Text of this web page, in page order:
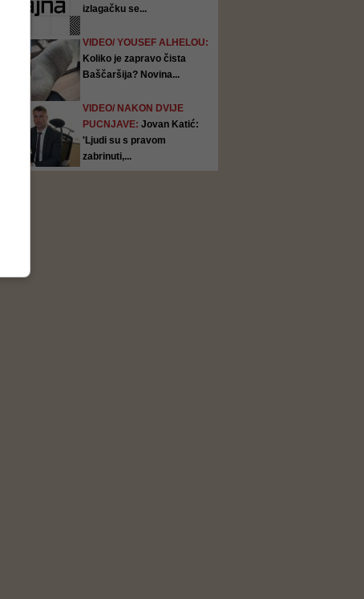
izlagačku se...
VIDEO/ YOUSEF ALHELOU:
Koliko je zapravo čista
Baščaršija? Novina...
VIDEO/ NAKON DVIJE
PUCNJAVE: Jovan Katić:
'Ljudi su s pravom
zabrinuti,...